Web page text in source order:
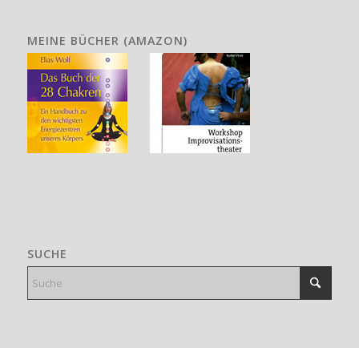
MEINE BÜCHER (AMAZON)
SUCHE